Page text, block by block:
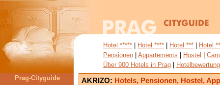
Hotel ***** Hotel **** Hotel ***
Hotel **
Pensionen
Appartements Hostel
Über 900 Hotels in Prag
Prag-Cityguide
AKRIZO: Hotels, Pensionen, Hostel,